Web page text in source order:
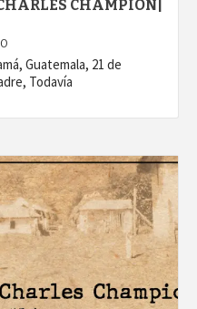
CHAMPION|
Guatemala, 21 de
Todavía